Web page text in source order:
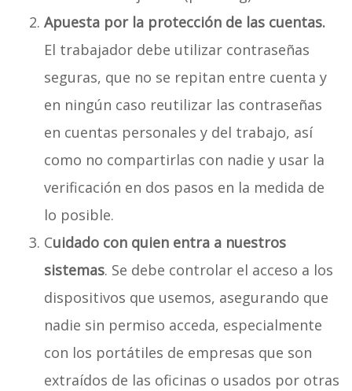
Apuesta por la protección de las cuentas.
El trabajador debe utilizar contraseñas
seguras, que no se repitan entre cuenta y
en ningún caso reutilizar las contraseñas
en cuentas personales y del trabajo, así
como no compartirlas con nadie y usar la
verificación en dos pasos en la medida de
lo posible.
Cuidado con quien entra a nuestros
sistemas. Se debe controlar el acceso a los
dispositivos que usemos, asegurando que
nadie sin permiso acceda, especialmente
con los portátiles de empresas que son
extraídos de las oficinas o usados por otras